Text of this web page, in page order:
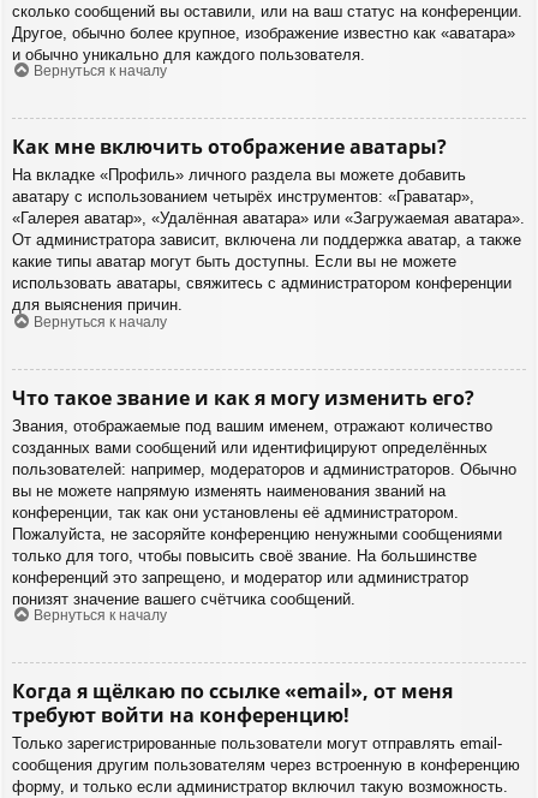
сколько сообщений вы оставили, или на ваш статус на конференции.
Другое, обычно более крупное, изображение известно как «аватара»
и обычно уникально для каждого пользователя.
Вернуться к началу
Как мне включить отображение аватары?
На вкладке «Профиль» личного раздела вы можете добавить
аватару с использованием четырёх инструментов: «Граватар»,
«Галерея аватар», «Удалённая аватара» или «Загружаемая аватара».
От администратора зависит, включена ли поддержка аватар, а также
какие типы аватар могут быть доступны. Если вы не можете
использовать аватары, свяжитесь с администратором конференции
для выяснения причин.
Вернуться к началу
Что такое звание и как я могу изменить его?
Звания, отображаемые под вашим именем, отражают количество
созданных вами сообщений или идентифицируют определённых
пользователей: например, модераторов и администраторов. Обычно
вы не можете напрямую изменять наименования званий на
конференции, так как они установлены её администратором.
Пожалуйста, не засоряйте конференцию ненужными сообщениями
только для того, чтобы повысить своё звание. На большинстве
конференций это запрещено, и модератор или администратор
понизят значение вашего счётчика сообщений.
Вернуться к началу
Когда я щёлкаю по ссылке «email», от меня
требуют войти на конференцию!
Только зарегистрированные пользователи могут отправлять email-
сообщения другим пользователям через встроенную в конференцию
форму, и только если администратор включил такую возможность.